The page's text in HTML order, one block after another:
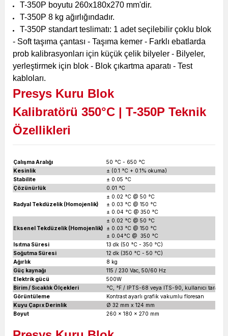
T-350P boyutu 260x180x270 mm'dir.
T-350P 8 kg ağırlığındadır.
T-350P standart teslimatı: 1 adet seçilebilir çoklu blok
- Soft taşıma çantası - Taşıma kemer - Farklı ebatlarda
prob kalibrasyonları için küçük çelik bilyeler - Bilyeler,
yerleştirmek için blok - Blok çıkartma aparatı - Test
kabloları.
Presys Kuru Blok
Kalibratörü 350°C | T-350P Teknik
Özellikleri
Çalışma Aralığı
50 °C - 650 °C
Kesinlik
± (0.1 °C + 0.1% okuma)
Stabilite
± 0.05 °C
Çözünürlük
0.01 °C
Radyal Tekdüzelik (Homojenlik)
± 0.02 °C @ 50 °C
± 0.03 °C @ 150 °C
± 0.04 °C @ 350 °C
Eksenel Tekdüzelik (Homojenlik)
± 0.02 °C @ 50 °C
± 0.03 °C @ 150 °C
± 0.04°C @ 350 °C
Isıtma Süresi
13 dk (50 °C - 350 °C)
Soğutma Süresi
12 dk (350 °C - 50 °C)
Ağırlık
8 kg
Güç kaynağı
115 / 230 Vac, 50/60 Hz
Elektrik gücü
500W
Birim / Sıcaklık Ölçekleri
°C, °F / IPTS-68 veya ITS-90, kullanıcı
Görüntüleme
Kontrast ayarlı grafik vakumlu floresan
Kuyu Çapı x Derinlik
Ø 32 mm x 124 mm
Boyut
260 x 180 x 270 mm